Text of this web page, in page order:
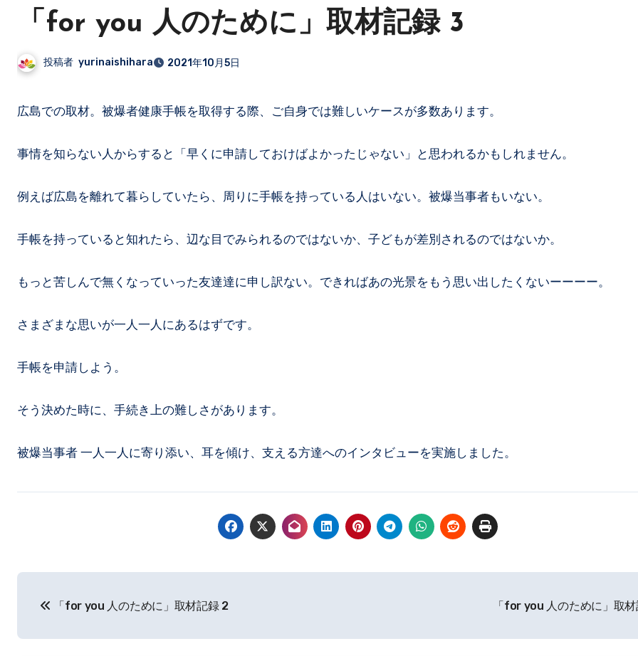
「for you 人のために」取材記録 3
投稿者 yurinaishihara 2021年10月5日
広島での取材。被爆者健康手帳を取得する際、ご自身では難しいケースが多数あります。
事情を知らない人からすると「早くに申請しておけばよかったじゃない」と思われるかもしれません。
例えば広島を離れて暮らしていたら、周りに手帳を持っている人はいない。被爆当事者もいない。
手帳を持っていると知れたら、辺な目でみられるのではないか、子どもが差別されるのではないか。
もっと苦しんで無くなっていった友達達に申し訳ない。できればあの光景をもう思い出したくないーーーー。
さまざまな思いが一人一人にあるはずです。
手帳を申請しよう。
そう決めた時に、手続き上の難しさがあります。
被爆当事者 一人一人に寄り添い、耳を傾け、支える方達へのインタビューを実施しました。
ナ
「for you 人のために」取材記録 2 「for you 人のために」取